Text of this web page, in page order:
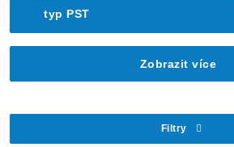
typ PST
Zobrazit více
Filtry